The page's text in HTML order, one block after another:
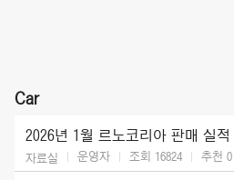
Car
2026년 1월 르노코리아 판매 실적
자료실 운영자 조회 16824 추천 0